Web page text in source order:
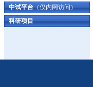
中试平台（仅内网访问）
科研项目